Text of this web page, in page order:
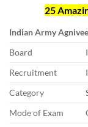
25
Indian Army
Board
Recruitment
Category
Mode of Exam